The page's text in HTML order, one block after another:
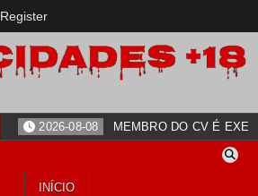
2026-08-08 MEMBRO DO CV É
INÍCIO
Register